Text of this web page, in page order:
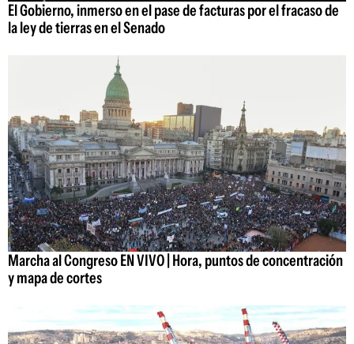
El Gobierno, inmerso en el pase de facturas por el fracaso de
la ley de tierras en el Senado
Marcha al Congreso EN VIVO | Hora, puntos de concentración
y mapa de cortes